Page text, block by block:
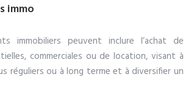
immo
immobiliers peuvent inclure l’achat de
commerciales ou de location, visant à
réguliers ou à long terme et à diversifier un